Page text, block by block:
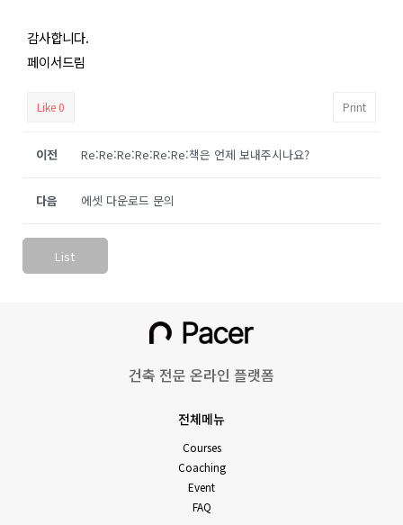
감사합니다.
페이서드림
Like 0 Print
이전 Re:Re:Re:Re:Re:Re:책은 언제 보내주시나요?
에셋 다운로드 문의
다음
List
건축 전문 온라인 플랫폼
전체메뉴
Courses
Coaching
Event
FAQ